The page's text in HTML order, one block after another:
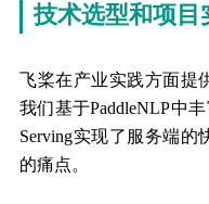
技术选型和项目
飞桨在产业实践方面提
我们基于PaddleNLP中
Serving实现了服务端的
的痛点。